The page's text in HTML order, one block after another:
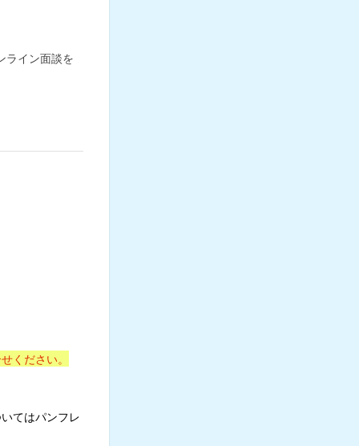
ライン面談を
ください。
てはパンフレ